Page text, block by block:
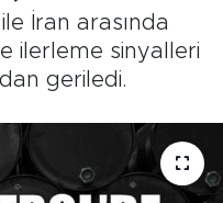
İran arasında
ilerleme sinyalleri
geriledi.